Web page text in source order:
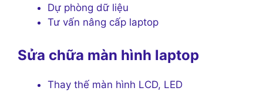
Dự phòng dữ liệu
Tư vấn nâng cấp laptop
Sửa chữa màn hình laptop
Thay thế màn hình LCD, LED